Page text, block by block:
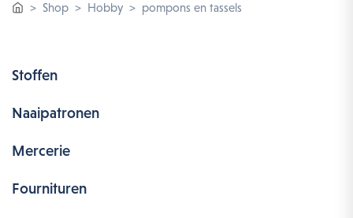
Shop Hobby pompons en tassels
Stoffen
Naaipatronen
Mercerie
Fournituren